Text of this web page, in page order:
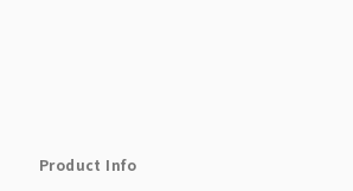
Product Info